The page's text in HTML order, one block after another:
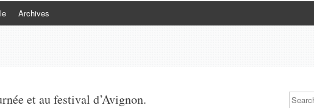
Archives
et au festival d’Avignon. Search